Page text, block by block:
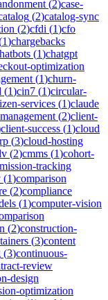
(2)case-
(2)catalog-sync
(2)cfdi (1)cfo
1)chargebacks
(1)chatgpt
optimization
(1)churn-
(1)cin7 (1)circular-
services (1)claude
(2)client-
client-success (1)cloud
(3)cloud-hosting
(2)cmms (1)cohort-
tracking
(1)comparison
(2)compliance
(1)computer-vision
(2)construction-
(3)content
(3)continuous-
review
design
optimization